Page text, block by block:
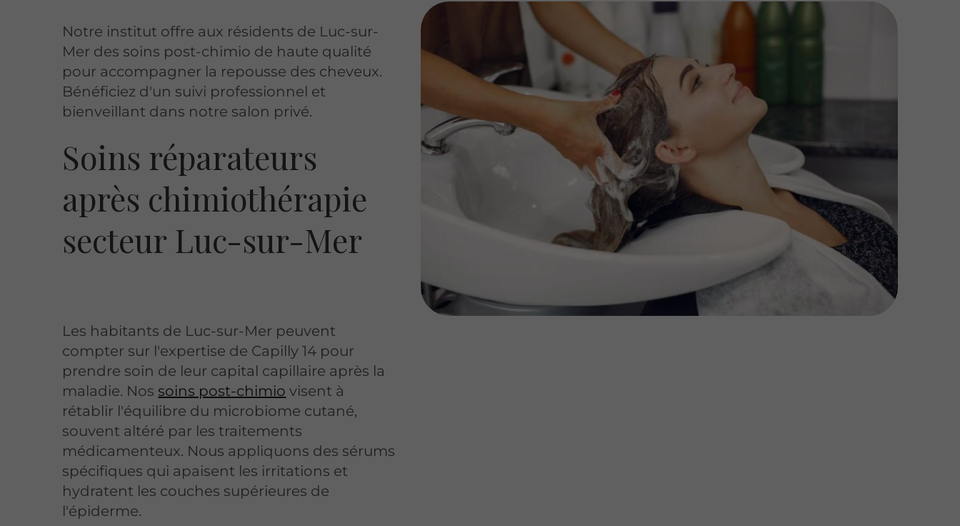
Notre institut offre aux résidents de Luc-sur-
Mer des soins post-chimio de haute qualité
pour accompagner la repousse des cheveux.
Bénéficiez d'un suivi professionnel et
bienveillant dans notre salon privé.
Soins réparateurs
après chimiothérapie
secteur Luc-sur-Mer
Les habitants de Luc-sur-Mer peuvent
compter sur l'expertise de Capilly 14 pour
prendre soin de leur capital capillaire après la
maladie. Nos soins post-chimio visent à
rétablir l'équilibre du microbiome cutané,
souvent altéré par les traitements
médicamenteux. Nous appliquons des sérums
spécifiques qui apaisent les irritations et
hydratent les couches supérieures de
l'épiderme.